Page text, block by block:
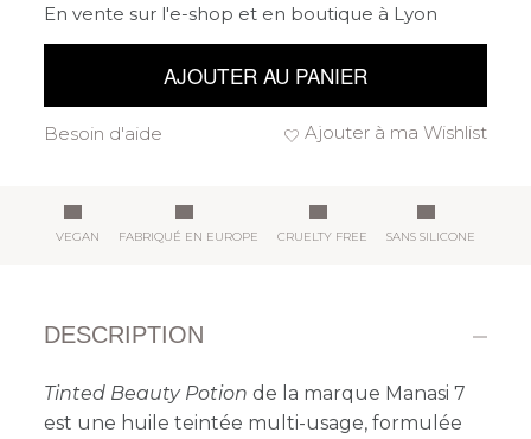
En vente sur l'e-shop et en boutique à Lyon
AJOUTER AU PANIER
Ajouter à ma Wishlist
Besoin d'aide
VEGAN FABRIQUÉ EN EUROPE CRUELTY FREE SANS SILICONE
DESCRIPTION
Tinted Beauty Potion de la marque Manasi 7
est une huile teintée multi-usage, formulée